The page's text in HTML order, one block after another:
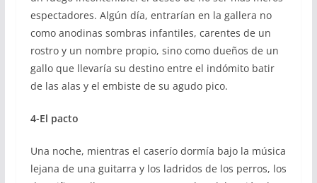
espectadores. Algún día, entrarían en la gallera no
como anodinas sombras infantiles, carentes de un
rostro y un nombre propio, sino como dueños de un
gallo que llevaría su destino entre el indómito batir
de las alas y el embiste de su agudo pico.
4-El pacto
Una noche, mientras el caserío dormía bajo la música
lejana de una guitarra y los ladridos de los perros, los